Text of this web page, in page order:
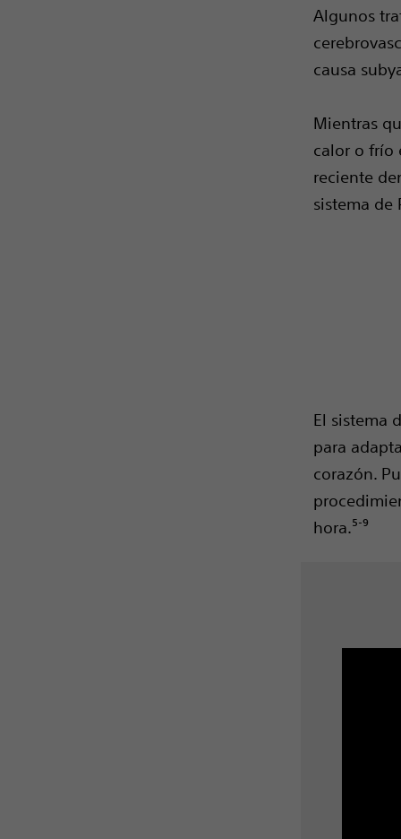
Algunos
causa
Mientras
calor o frío
reciente
sistema de
El sistema
para
corazón.
hora.⁵-⁹